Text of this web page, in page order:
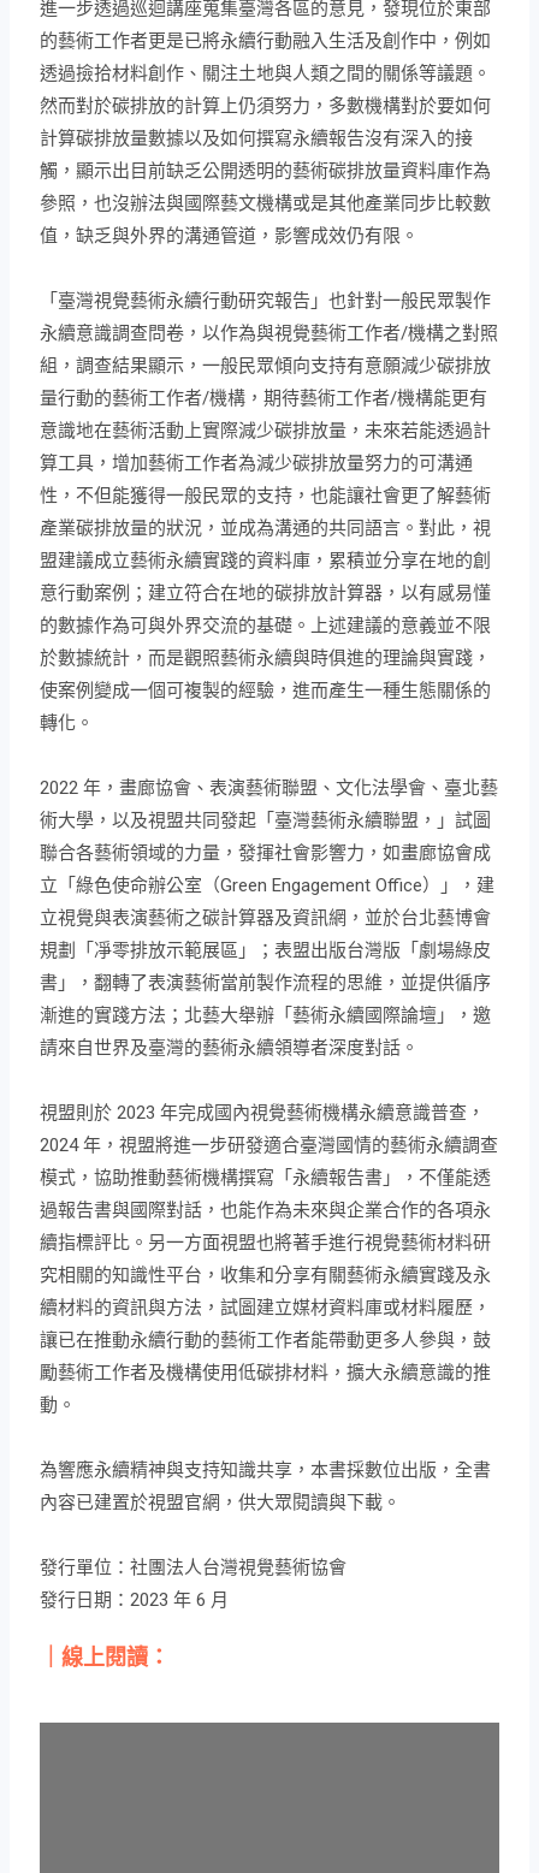
進一步透過巡迴講座蒐集臺灣各區的意見，發現位於東部
的藝術工作者更是已將永續行動融入生活及創作中，例如
透過撿拾材料創作、關注土地與人類之間的關係等議題。
然而對於碳排放的計算上仍須努力，多數機構對於要如何
計算碳排放量數據以及如何撰寫永續報告沒有深入的接
觸，顯示出目前缺乏公開透明的藝術碳排放量資料庫作為
參照，也沒辦法與國際藝文機構或是其他產業同步比較數
值，缺乏與外界的溝通管道，影響成效仍有限。
「臺灣視覺藝術永續行動研究報告」也針對一般民眾製作
永續意識調查問卷，以作為與視覺藝術工作者/機構之對照
組，調查結果顯示，一般民眾傾向支持有意願減少碳排放
量行動的藝術工作者/機構，期待藝術工作者/機構能更有
意識地在藝術活動上實際減少碳排放量，未來若能透過計
算工具，增加藝術工作者為減少碳排放量努力的可溝通
性，不但能獲得一般民眾的支持，也能讓社會更了解藝術
產業碳排放量的狀況，並成為溝通的共同語言。對此，視
盟建議成立藝術永續實踐的資料庫，累積並分享在地的創
意行動案例；建立符合在地的碳排放計算器，以有感易懂
的數據作為可與外界交流的基礎。上述建議的意義並不限
於數據統計，而是觀照藝術永續與時俱進的理論與實踐，
使案例變成一個可複製的經驗，進而產生一種生態關係的
轉化。
2022 年，畫廊協會、表演藝術聯盟、文化法學會、臺北藝
術大學，以及視盟共同發起「臺灣藝術永續聯盟，」試圖
聯合各藝術領域的力量，發揮社會影響力，如畫廊協會成
立「綠色使命辦公室（Green Engagement Office）」，建
立視覺與表演藝術之碳計算器及資訊網，並於台北藝博會
規劃「凈零排放示範展區」；表盟出版台灣版「劇場綠皮
書」，翻轉了表演藝術當前製作流程的思維，並提供循序
漸進的實踐方法；北藝大舉辦「藝術永續國際論壇」，邀
請來自世界及臺灣的藝術永續領導者深度對話。
視盟則於 2023 年完成國內視覺藝術機構永續意識普查，
2024 年，視盟將進一步研發適合臺灣國情的藝術永續調查
模式，協助推動藝術機構撰寫「永續報告書」，不僅能透
過報告書與國際對話，也能作為未來與企業合作的各項永
續指標評比。另一方面視盟也將著手進行視覺藝術材料研
究相關的知識性平台，收集和分享有關藝術永續實踐及永
續材料的資訊與方法 ，試圖建立媒材資料庫或材料履歷，
讓已在推動永續行動的藝術工作者能帶動更多人參與，鼓
勵藝術工作者及機構使用低碳排材料，擴大永續意識的推
動。
為響應永續精神與支持知識共享，本書採數位出版，全書
內容已建置於視盟官網，供大眾閱讀與下載。
發行單位：社團法人台灣視覺藝術協會
發行日期：2023 年 6 月
｜線上閱讀：